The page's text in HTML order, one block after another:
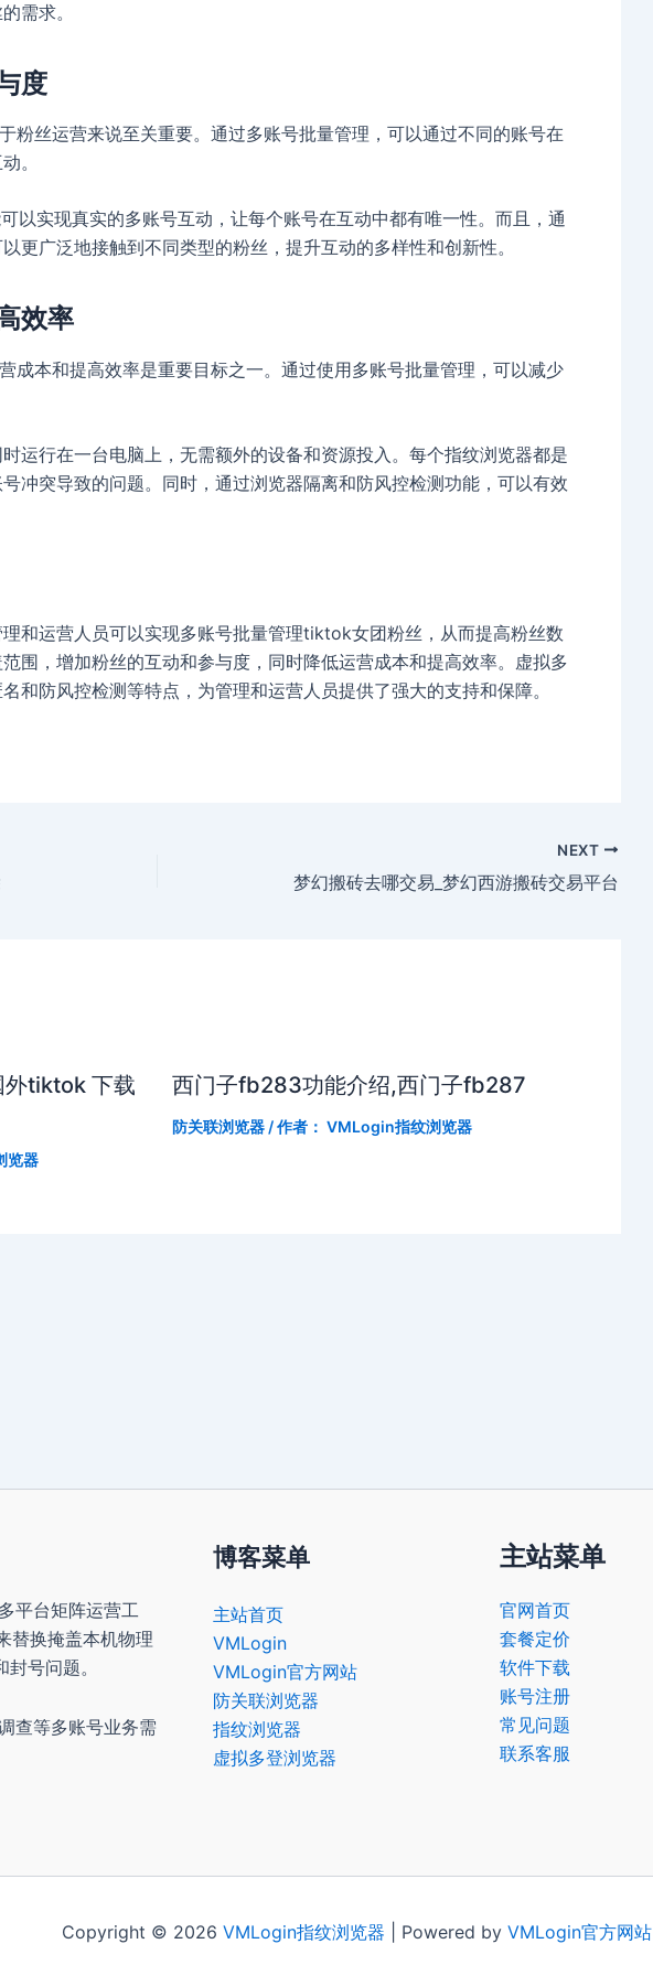
需求。
度
粉丝运营来说至关重要。通过多账号批量管理，可以通过不同的账号在
。
以实现真实的多账号互动，让每个账号在互动中都有唯一性。而且，通
更广泛地接触到不同类型的粉丝，提升互动的多样性和创新性。
效率
成本和提高效率是重要目标之一。通过使用多账号批量管理，可以减少
运行在一台电脑上，无需额外的设备和资源投入。每个指纹浏览器都是
冲突导致的问题。同时，通过浏览器隔离和防风控检测功能，可以有效
和运营人员可以实现多账号批量管理tiktok女团粉丝，从而提高粉丝数
围，增加粉丝的互动和参与度，同时降低运营成本和提高效率。虚拟多
和防风控检测等特点，为管理和运营人员提供了强大的支持和保障。
NEXT
梦幻搬砖去哪交易_梦幻西游搬砖交易平台
外tiktok 下载
览器
西门子fb283功能介绍,西门子fb287
防关联浏览器/ 作者： VMLogin指纹浏览器
平台矩阵运营工
替换掩盖本机物理
号问题。
查等多账号业务需
博客菜单
主站首页
VMLogin
VMLogin官方网站
防关联浏览器
指纹浏览器
虚拟多登浏览器
主站菜单
官网首页
套餐定价
软件下载
账号注册
常见问题
联系客服
Copyright © 2026 VMLogin指纹浏览器 | Powered by VMLogin官方网站